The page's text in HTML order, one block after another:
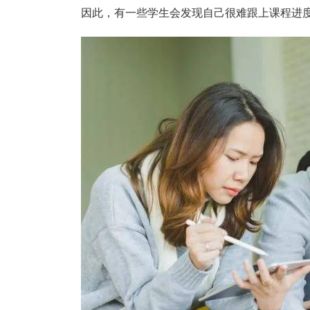
因此，有一些学生会发现自己很难跟上课程进